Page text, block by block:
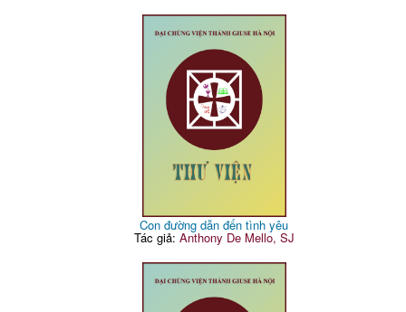
Con đường dẫn đến tình yêu
Tác giả: Anthony De Mello, SJ